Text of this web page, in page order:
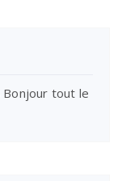
Bonjour tout le